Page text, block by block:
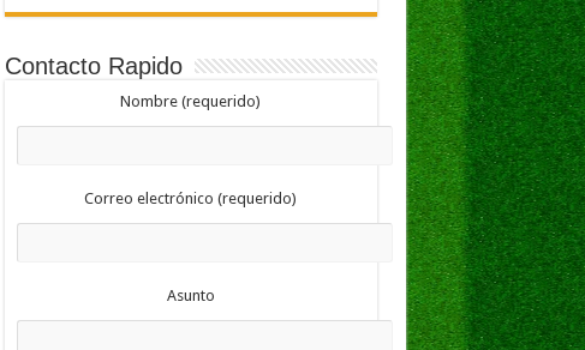
Contacto Rapido
Nombre (requerido)
Correo electrónico (requerido)
Asunto